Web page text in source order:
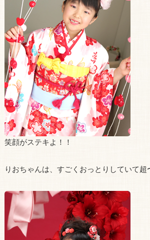
笑顔がステキよ！！
りおちゃんは、すごくおっとりしていて超